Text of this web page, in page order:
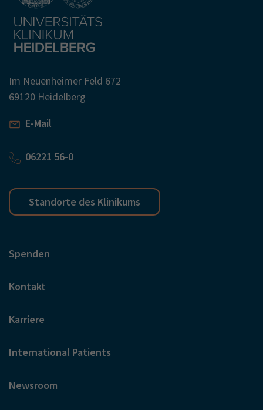
Im Neuenheimer Feld 672
69120 Heidelberg
E-Mail
06221 56-0
Standorte des Klinikums
Spenden
Kontakt
Karriere
International Patients
Newsroom